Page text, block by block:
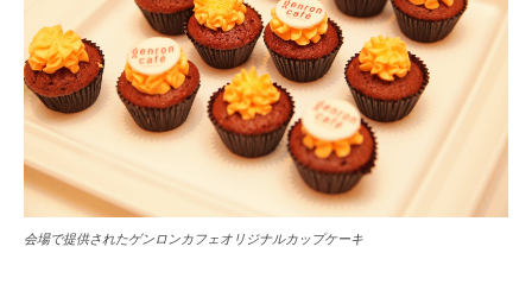
会場で提供されたゲンロンカフェオリジナルカップケーキ